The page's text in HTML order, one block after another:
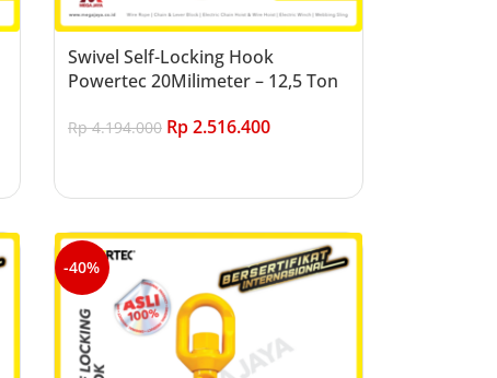
Swivel Self-Locking Hook
Powertec 20Milimeter – 12,5 Ton
Rp4.194.000 Rp2.516.400
-40%